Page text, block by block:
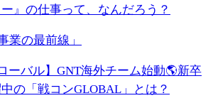
ー』の仕事って、なんだろう？
業の最前線」
ーバル】GNT海外チーム始動🌎新卒
の「戦コンGLOBAL」とは？